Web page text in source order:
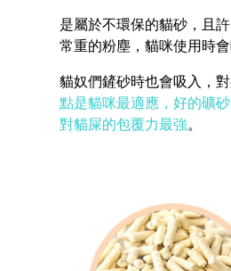
是屬於不環保的貓砂，且
常重的粉塵，貓咪使用時
貓奴們鏟砂時也會吸入，
點是貓咪最適應，好的礦
對貓屎的包覆力最強。